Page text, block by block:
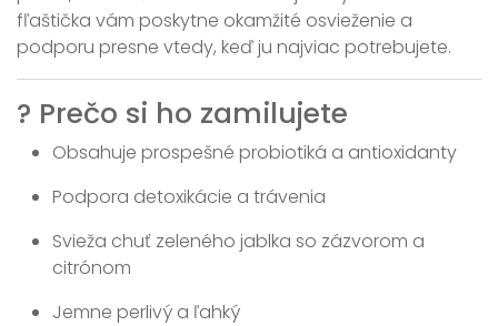
fľaštička vám poskytne okamžité osvieženie a
podporu presne vtedy, keď ju najviac potrebujete.
? Prečo si ho zamilujete
Obsahuje prospešné probiotiká a antioxidanty
Podpora detoxikácie a trávenia
Svieža chuť zeleného jablka so zázvorom a
citrónom
Jemne perlivý a ľahký